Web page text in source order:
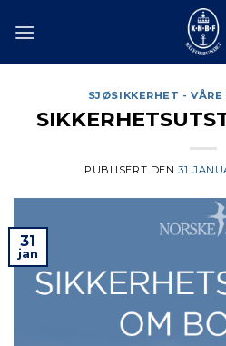
SJØSIKKERHET -
PUBLISERT DEN 31.
31
jan